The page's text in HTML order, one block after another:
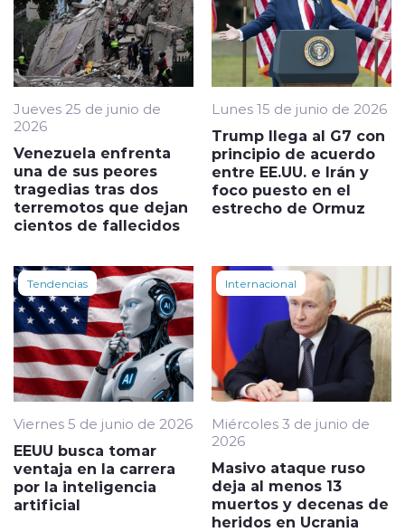
Jueves 25 de junio de
2026
Venezuela enfrenta
una de sus peores
tragedias tras dos
terremotos que dejan
cientos de fallecidos
Lunes 15 de junio de 2026
Trump llega al G7 con
principio de acuerdo
entre EE.UU. e Irán y
foco puesto en el
estrecho de Ormuz
Tendencias
Viernes 5 de junio de 2026
EEUU busca tomar
ventaja en la carrera
por la inteligencia
artificial
Internacional
Miércoles 3 de junio de
2026
Masivo ataque ruso
deja al menos 13
muertos y decenas de
heridos en Ucrania